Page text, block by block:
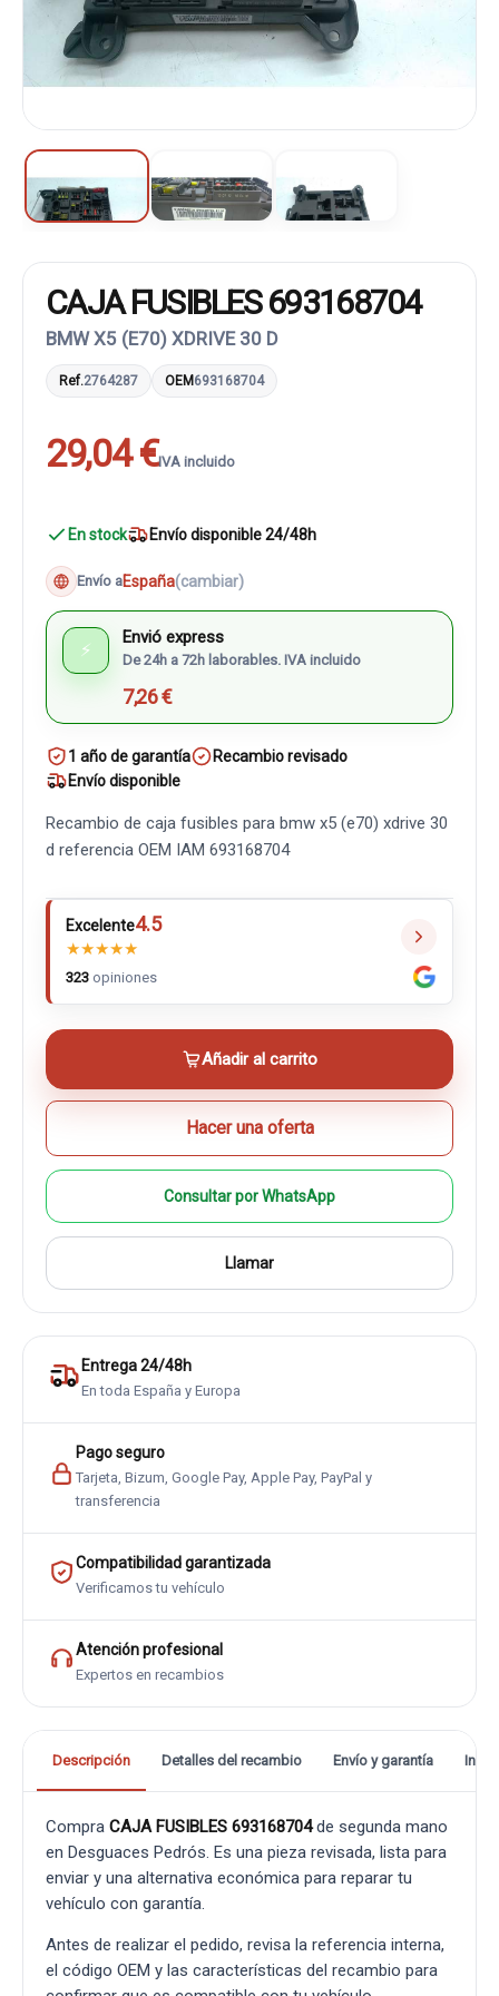
CAJA FUSIBLES 693168704
BMW X5 (E70) XDRIVE 30 D
Ref.2764287 OEM693168704
29,04 €IVA incluido
En stock Envío disponible 24/48h
Envío aEspaña(cambiar)
⚡
Envió express
De 24h a 72h laborables. IVA incluido
7,26 €
1 año de garantía
Recambio revisado
Envío disponible
Recambio de caja fusibles para bmw x5 (e70) xdrive 30
d referencia OEM IAM 693168704
Excelente4.5
★★★★★
323 opiniones
Añadir al carrito
Hacer una oferta
Consultar por WhatsApp
Llamar
Entrega 24/48h
En toda España y Europa
Pago seguro
Tarjeta, Bizum, Google Pay, Apple Pay, PayPal y
transferencia
Compatibilidad garantizada
Verificamos tu vehículo
Atención profesional
Expertos en recambios
Descripción Detalles del recambio Envío y garantía
Compra CAJA FUSIBLES 693168704de segunda mano
en Desguaces Pedrós. Es una pieza revisada, lista para
enviar y una alternativa económica para reparar tu
vehículo con garantía.
Antes de realizar el pedido, revisa la referencia interna,
el código OEM y las características del recambio para